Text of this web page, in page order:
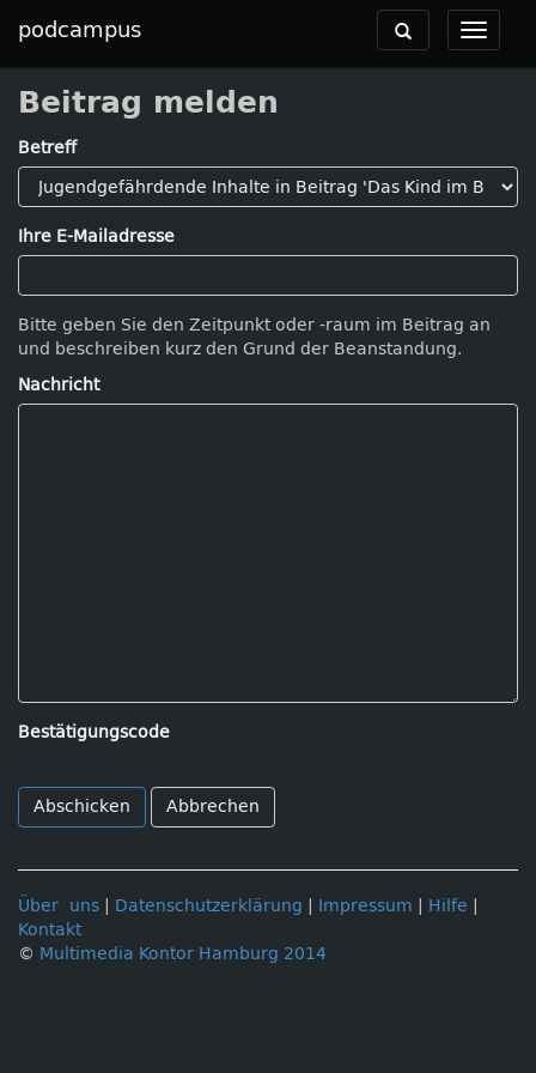
podcampus
Toggle
Toggle
navigation
Beitrag melden
Betreff
Ihre E-Mailadresse
Bitte geben Sie den Zeitpunkt oder -raum im Beitrag an
und beschreiben kurz den Grund der Beanstandung.
Nachricht
Bestätigungscode
Abbrechen
Über uns Datenschutzerklärung Impressum Hilfe
Kontakt
© Multimedia Kontor Hamburg 2014